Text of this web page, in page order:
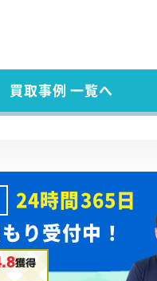
買取事例 一覧へ
24時間365日
り受付中！
獲得